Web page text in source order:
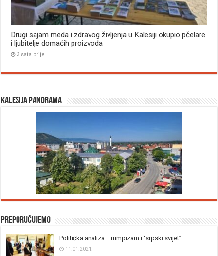
Drugi sajam meda i zdravog življenja u Kalesiji okupio pčelare
i ljubitelje domaćih proizvoda
3 sata prije
Kalesija panorama
Preporučujemo
Politička analiza: Trumpizam i “srpski svijet”
11.01.2021.